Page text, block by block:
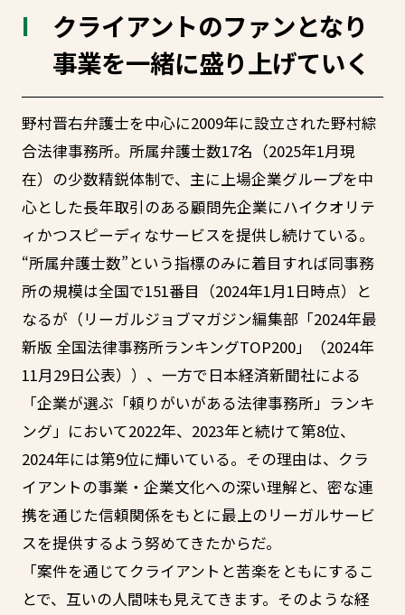
クライアントのファンとなり
事業を一緒に盛り上げていく
野村晋右弁護士を中心に2009年に設立された野村綜
合法律事務所。所属弁護士数17名（2025年1月現
在）の少数精鋭体制で、主に上場企業グループを中
心とした長年取引のある顧問先企業にハイクオリテ
ィかつスピーディなサービスを提供し続けている。
“所属弁護士数”という指標のみに着目すれば同事務
所の規模は全国で151番目（2024年1月1日時点）と
なるが（リーガルジョブマガジン編集部「2024年最
新版 全国法律事務所ランキングTOP200」（2024年
11月29日公表））、一方で日本経済新聞社による
「企業が選ぶ「頼りがいがある法律事務所」ランキ
ング」において2022年、2023年と続けて第8位、
2024年には第9位に輝いている。その理由は、クラ
イアントの事業・企業文化への深い理解と、密な連
携を通じた信頼関係をもとに最上のリーガルサービ
スを提供するよう努めてきたからだ。
「案件を通じてクライアントと苦楽をともにするこ
とで、互いの人間味も見えてきます。そのような経